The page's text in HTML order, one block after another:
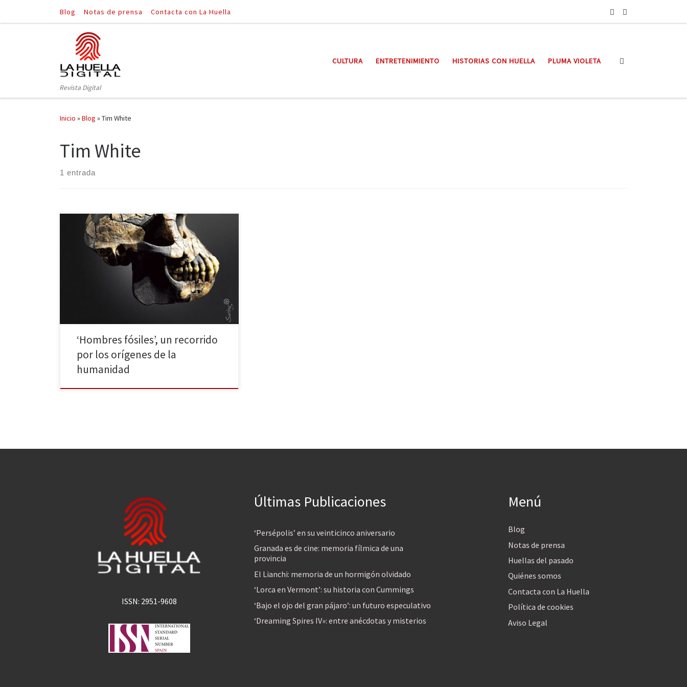
Saltar al contenido
Blog Notas de prensa Contacta con La Huella
Revista Digital
CULTURA ENTRETENIMIENTO HISTORIAS CON HUELLA PLUMA VIOLETA
Inicio »Blog »Tim White
Tim White
1 entrada
La editorial Capitán Swing publicó en mayo Hombres
fósiles, un maravilloso ensayo sobre los inicios del ser
humano. Kermit Pattison explica, analiza y cuenta los
grandes descubrimientos antropólogicos que se han
producido en los siglos XX y XXI, ejemplificándolo
todo ello con imágenes, mapas y gráficos; el
periodista acompañó sobre […]
‘Hombres fósiles’, un recorrido
por los orígenes de la
humanidad
ISSN: 2951-9608
Últimas Publicaciones
‘Persépolis’ en su veinticinco aniversario
Granada es de cine: memoria fílmica de una
provincia
El Lianchi: memoria de un hormigón olvidado
‘Lorca en Vermont’: su historia con Cummings
‘Bajo el ojo del gran pájaro’: un futuro especulativo
‘Dreaming Spires IV»: entre anécdotas y misterios
Menú
Blog
Notas de prensa
Huellas del pasado
Quiénes somos
Contacta con La Huella
Política de cookies
Aviso Legal